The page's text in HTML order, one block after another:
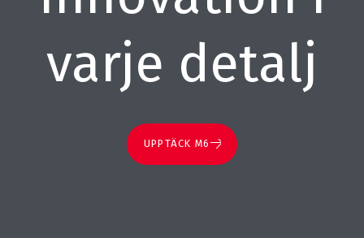
varje detalj
UPPTÄCK M6